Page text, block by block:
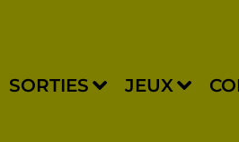
SORTIES JEUX